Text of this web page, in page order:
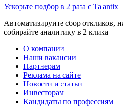
Ускорьте подбор в 2 раза с Talantix
Автоматизируйте сбор откликов,
собирайте аналитику в 2 клика
О компании
Наши вакансии
Партнерам
Реклама на сайте
Новости и статьи
Инвесторам
Кандидаты по профессиям